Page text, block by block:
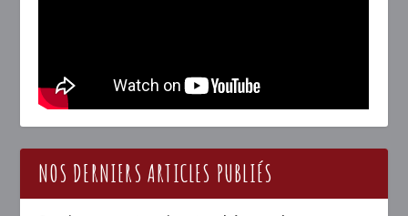
NOS DERNIERS ARTICLES PUBLIÉS